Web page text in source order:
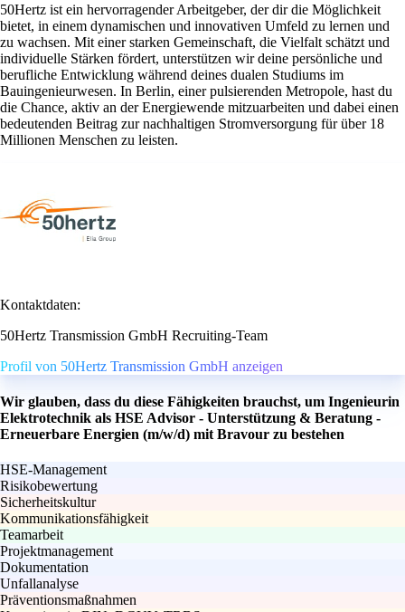
50Hertz ist ein hervorragender Arbeitgeber, der dir die Möglichkeit
bietet, in einem dynamischen und innovativen Umfeld zu lernen und
zu wachsen. Mit einer starken Gemeinschaft, die Vielfalt schätzt und
individuelle Stärken fördert, unterstützen wir deine persönliche und
berufliche Entwicklung während deines dualen Studiums im
Bauingenieurwesen. In Berlin, einer pulsierenden Metropole, hast du
die Chance, aktiv an der Energiewende mitzuarbeiten und dabei einen
bedeutenden Beitrag zur nachhaltigen Stromversorgung für über 18
Millionen Menschen zu leisten.
Kontaktdaten:
50Hertz Transmission GmbH Recruiting-Team
Profil von 50Hertz Transmission GmbH anzeigen
Wir glauben, dass du diese Fähigkeiten brauchst, um Ingenieurin
Elektrotechnik als HSE Advisor - Unterstützung & Beratung -
Erneuerbare Energien (m/w/d) mit Bravour zu bestehen
HSE-Management
Risikobewertung
Sicherheitskultur
Kommunikationsfähigkeit
Teamarbeit
Projektmanagement
Dokumentation
Unfallanalyse
Präventionsmaßnahmen